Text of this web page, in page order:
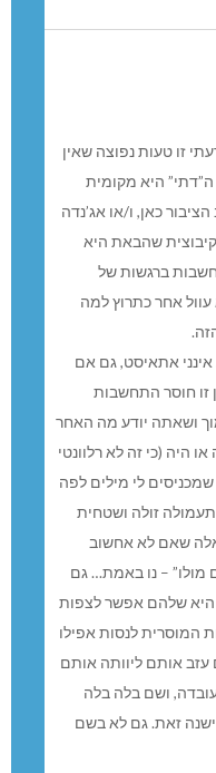
זו טעות נפוצה שאין
היא מקומית
כאן, ו/או אג’נדה
שהבאת היא
ברגשות של
עוול אחר כתרוץ למה
אתאיסט, גם אם
חוסר התחשבות
ושאתה יודע מה האחר
היה (כי זה לא רלוונטי
לי מילים לפה
זולה ושטחית
שאם לא אחשוב
מולו” – נו באמת… גם
שלהם אפשר לצפות
המוסרית לנסות אפילו
אותם ליוותה אותם
– זו עובדה, ושם בלה בלה
ישנה זאת. גם לא בשם